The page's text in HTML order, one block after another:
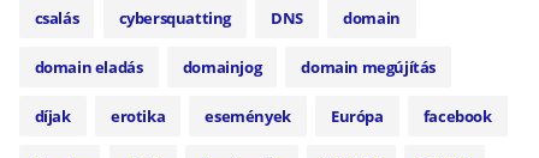
csalás cybersquatting DNS domain
domain eladás domainjog domain megújítás
díjak erotika események Európa facebook